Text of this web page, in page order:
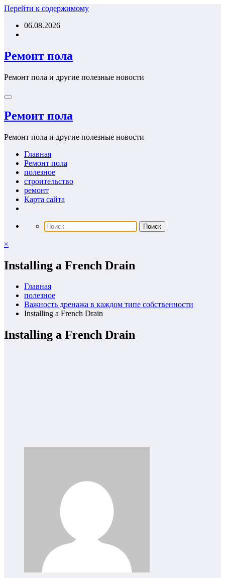
Перейти к содержимому
06.08.2026
Ремонт пола
Ремонт пола и другие полезные новости
Ремонт пола
Ремонт пола и другие полезные новости
Главная
Ремонт пола
полезное
строительство
ремонт
Карта сайта
×
Installing a French Drain
Главная
полезное
Важность дренажа в каждом типе собственности
Installing a French Drain
Installing a French Drain